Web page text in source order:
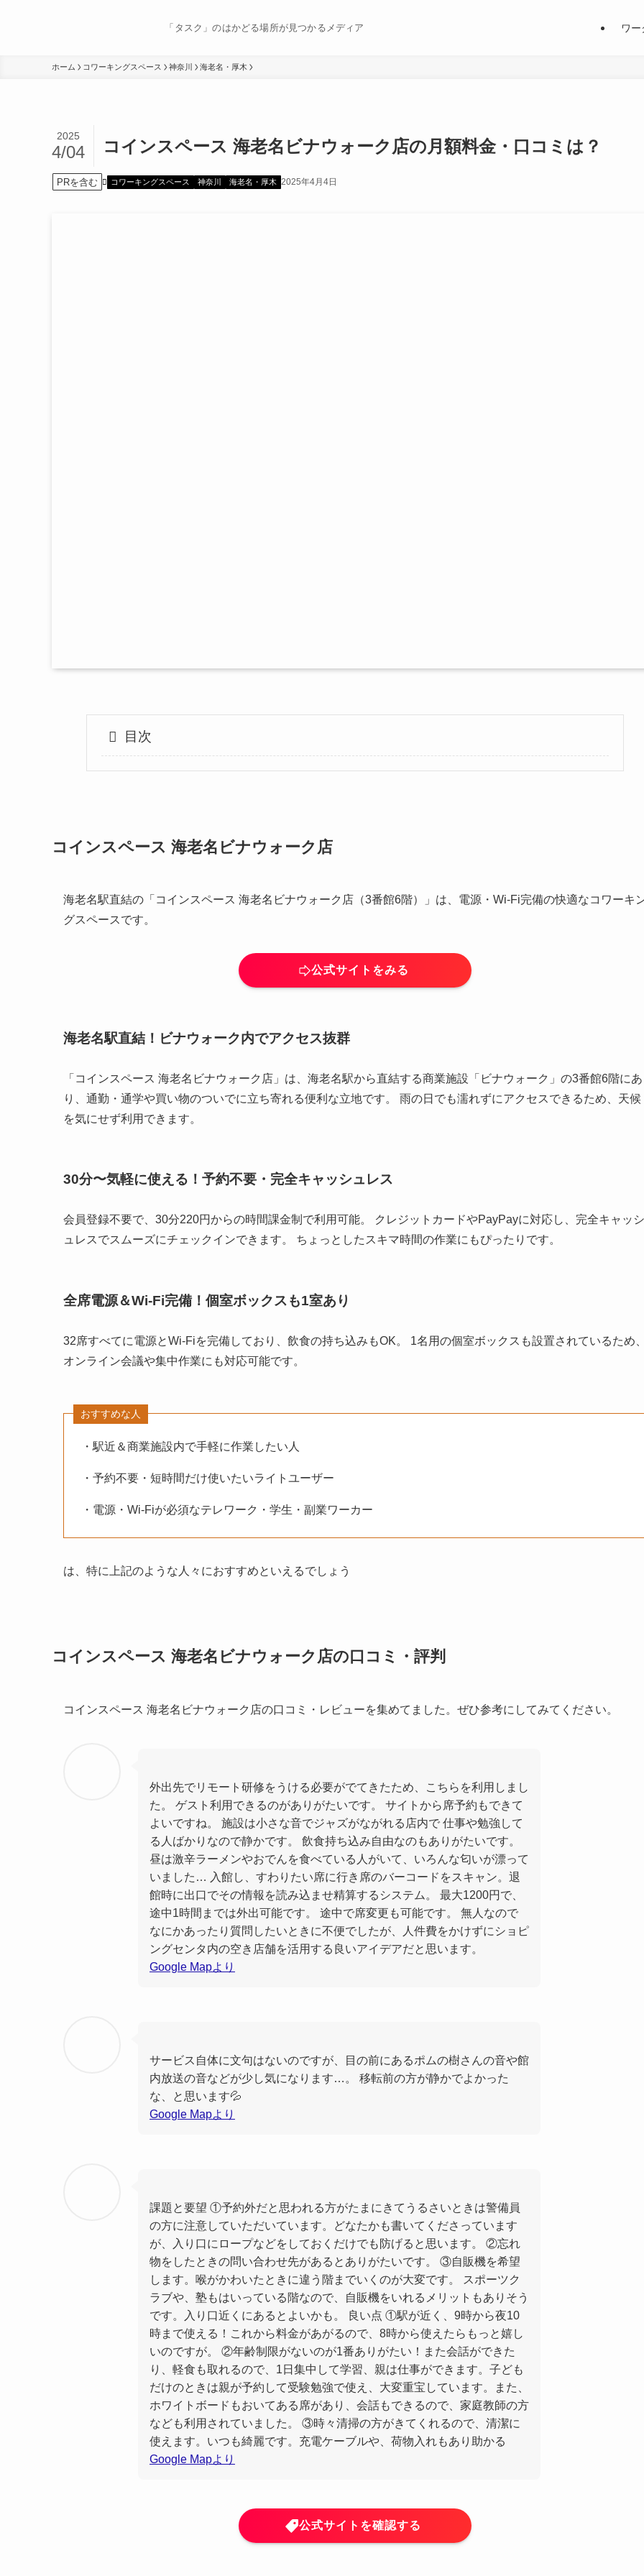
「タスク」のはかどる場所が見つかるメディア ワ
ホーム コワーキングスペース 神奈川 海老名・厚木
コインスペース 海老名ビナウォーク店の月額料金・口コミは？
2025
4/04
PRを含む コワーキングスペース 神奈川 海老名・厚木 2025年4月4日
目次
コインスペース 海老名ビナウォーク店
海老名駅直結の「コインスペース 海老名ビナウォーク店（3番館6階）」は、電源・Wi-Fi完備の快適なコワーキ
グスペースです。
公式サイトをみる
海老名駅直結！ビナウォーク内でアクセス抜群
「コインスペース 海老名ビナウォーク店」は、海老名駅から直結する商業施設「ビナウォーク」の3番館6階にあ
り、通勤・通学や買い物のついでに立ち寄れる便利な立地です。 雨の日でも濡れずにアクセスできるため、天候
を気にせず利用できます。
30分〜気軽に使える！予約不要・完全キャッシュレス
会員登録不要で、30分220円からの時間課金制で利用可能。 クレジットカードやPayPayに対応し、完全キャッシ
ュレスでスムーズにチェックインできます。 ちょっとしたスキマ時間の作業にもぴったりです。
全席電源＆Wi-Fi完備！個室ボックスも1室あり
32席すべてに電源とWi-Fiを完備しており、飲食の持ち込みもOK。 1名用の個室ボックスも設置されているため
オンライン会議や集中作業にも対応可能です。
おすすめな人
・駅近＆商業施設内で手軽に作業したい人
・予約不要・短時間だけ使いたいライトユーザー
・電源・Wi-Fiが必須なテレワーク・学生・副業ワーカー
は、特に上記のような人々におすすめといえるでしょう
コインスペース 海老名ビナウォーク店の口コミ・評判
コインスペース 海老名ビナウォーク店の口コミ・レビューを集めてました。ぜひ参考にしてみてください。
外出先でリモート研修をうける必要がでてきたため、こちらを利用しまし
た。 ゲスト利用できるのがありがたいです。 サイトから席予約もできて
よいですね。 施設は小さな音でジャズがながれる店内で 仕事や勉強して
る人ばかりなので静かです。 飲食持ち込み自由なのもありがたいです。
昼は激辛ラーメンやおでんを食べている人がいて、いろんな匂いが漂って
いました… 入館し、すわりたい席に行き席のバーコードをスキャン。退
館時に出口でその情報を読み込ませ精算するシステム。 最大1200円で、
途中1時間までは外出可能です。 途中で席変更も可能です。 無人なので
なにかあったり質問したいときに不便でしたが、人件費をかけずにショピ
ングセンタ内の空き店舗を活用する良いアイデアだと思います。
Google Mapより
サービス自体に文句はないのですが、目の前にあるポムの樹さんの音や館
内放送の音などが少し気になります…。 移転前の方が静かでよかった
な、と思います💦
Google Mapより
課題と要望 ①予約外だと思われる方がたまにきてうるさいときは警備員
の方に注意していただいています。どなたかも書いてくださっています
が、入り口にロープなどをしておくだけでも防げると思います。 ②忘れ
物をしたときの問い合わせ先があるとありがたいです。 ③自販機を希望
します。喉がかわいたときに違う階までいくのが大変です。 スポーツク
ラブや、塾もはいっている階なので、自販機をいれるメリットもありそう
です。入り口近くにあるとよいかも。 良い点 ①駅が近く、9時から夜10
時まで使える！これから料金があがるので、8時から使えたらもっと嬉し
いのですが。 ②年齢制限がないのが1番ありがたい！また会話ができた
り、軽食も取れるので、1日集中して学習、親は仕事ができます。子ども
だけのときは親が予約して受験勉強で使え、大変重宝しています。また、
ホワイトボードもおいてある席があり、会話もできるので、家庭教師の方
なども利用されていました。 ③時々清掃の方がきてくれるので、清潔に
使えます。いつも綺麗です。充電ケーブルや、荷物入れもあり助かる
Google Mapより
公式サイトを確認する